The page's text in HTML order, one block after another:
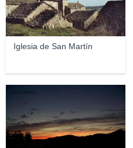
Iglesia de San Martín